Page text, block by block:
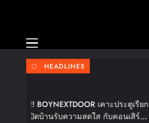
HEADLINES
เคาะประตูเรียก
ามสดใส กับคอนเสิร์ต